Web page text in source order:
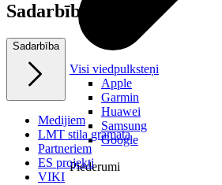
Visi viedpulksteņi
Apple
Garmin
Huawei
Samsung
Google
Piederumi
Sadarbība
Sadarbība
Medijiem
LMT stila grāmata
Partneriem
ES projekti
VIKI